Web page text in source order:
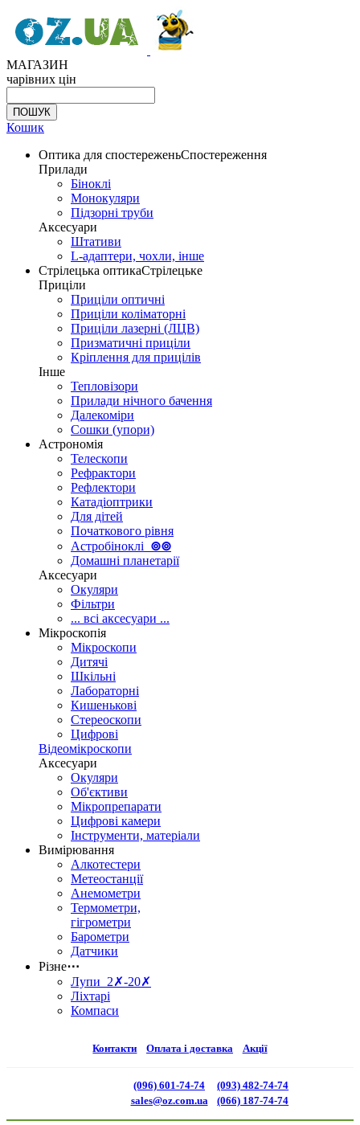
МАГАЗИН
чарівних цін
Кошик
Оптика для спостереженьСпостереження
Прилади
Біноклі
Монокуляри
Підзорні труби
Аксесуари
Штативи
L-адаптери, чохли, інше
Стрілецька оптикаСтрілецьке
Приціли
Приціли оптичні
Приціли коліматорні
Приціли лазерні (ЛЦВ)
Призматичні приціли
Кріплення для прицілів
Інше
Тепловізори
Прилади нічного бачення
Далекоміри
Сошки (упори)
Астрономія
Телескопи
Рефрактори
Рефлектори
Катадіоптрики
Для дітей
Початкового рівня
Астробіноклі ⊚⊚
Домашні планетарії
Аксесуари
Окуляри
Фільтри
... всі аксесуари ...
Мікроскопія
Мікроскопи
Дитячі
Шкільні
Лабораторні
Кишенькові
Стереоскопи
Цифрові
Відеомікроскопи
Аксесуари
Окуляри
Об'єктиви
Мікропрепарати
Цифрові камери
Інструменти, матеріали
Вимірювання
Алкотестери
Метеостанції
Анемометри
Термометри,
гігрометри
Барометри
Датчики
Різне⋯
Лупи 2✗-20✗
Ліхтарі
Компаси
Контакти Оплата і доставка Акції
(096) 601-74-74
sales@oz.com.ua
(093) 482-74-74
(066) 187-74-74